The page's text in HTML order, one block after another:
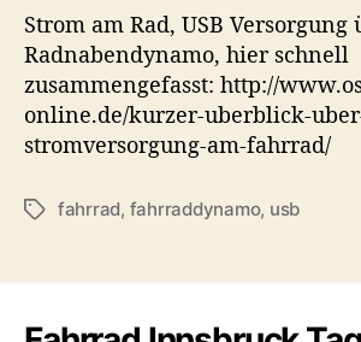
a
g
s
a
u
r
a
g
s
d
a
m
Strom am Rad, USB Versorgung
Radnabendynamo, hier schnell
zusammengefasst: http://
online.de/kurzer-uberblick-
stromversorgung-am-fahrrad/
S
l
fahrrad, fahrraddynamo, usb